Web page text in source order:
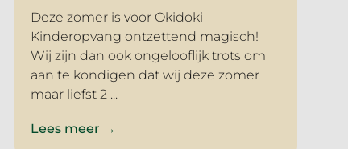
Deze zomer is voor Okidoki
Kinderopvang ontzettend magisch!
Wij zijn dan ook ongelooflijk trots om
aan te kondigen dat wij deze zomer
maar liefst 2 ...
Lees meer →